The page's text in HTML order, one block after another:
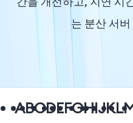
는 분산 서
ABCDEFGHIJKL